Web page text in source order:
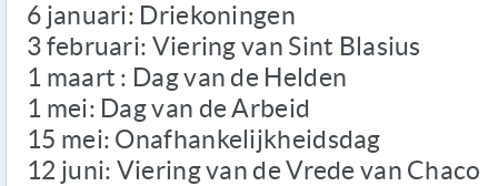
6 januari: Driekoningen
3 februari: Viering van Sint Blasius
1 maart : Dag van de Helden
1 mei: Dag van de Arbeid
15 mei: Onafhankelijkheidsdag
12 juni: Viering van de Vrede van Chaco